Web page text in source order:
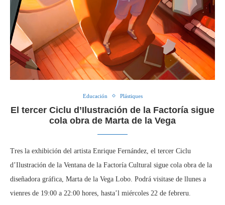
Educación Plástiques
El tercer Ciclu d’Ilustración de la Factoría sigue
cola obra de Marta de la Vega
Tres la exhibición del artista Enrique Fernández, el tercer Ciclu
d’Ilustración de la Ventana de la Factoría Cultural sigue cola obra de la
diseñadora gráfica, Marta de la Vega Lobo. Podrá visitase de llunes a
vienres de 19:00 a 22:00 hores, hasta’l miércoles 22 de febreru.